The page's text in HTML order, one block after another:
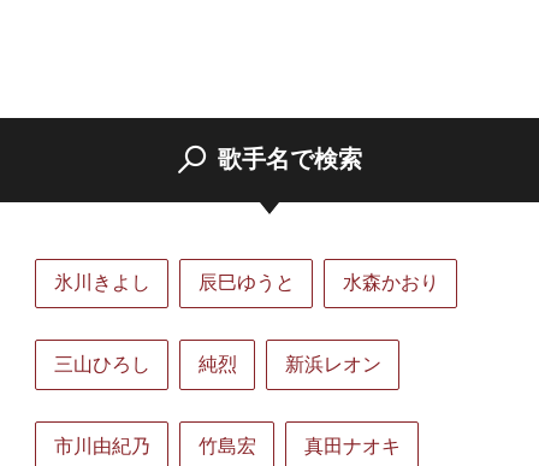
歌手名で検索
氷川きよし 辰巳ゆうと 水森かおり
三山ひろし 純烈 新浜レオン
市川由紀乃 竹島宏 真田ナオキ